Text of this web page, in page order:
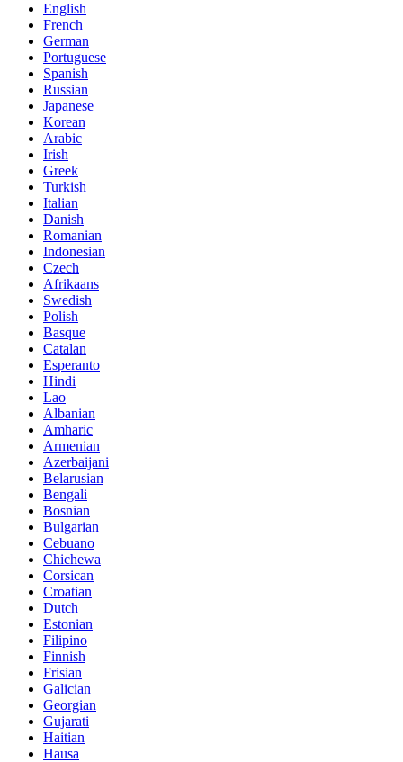
English
French
German
Portuguese
Spanish
Russian
Japanese
Korean
Arabic
Irish
Greek
Turkish
Italian
Danish
Romanian
Indonesian
Czech
Afrikaans
Swedish
Polish
Basque
Catalan
Esperanto
Hindi
Lao
Albanian
Amharic
Armenian
Azerbaijani
Belarusian
Bengali
Bosnian
Bulgarian
Cebuano
Chichewa
Corsican
Croatian
Dutch
Estonian
Filipino
Finnish
Frisian
Galician
Georgian
Gujarati
Haitian
Hausa